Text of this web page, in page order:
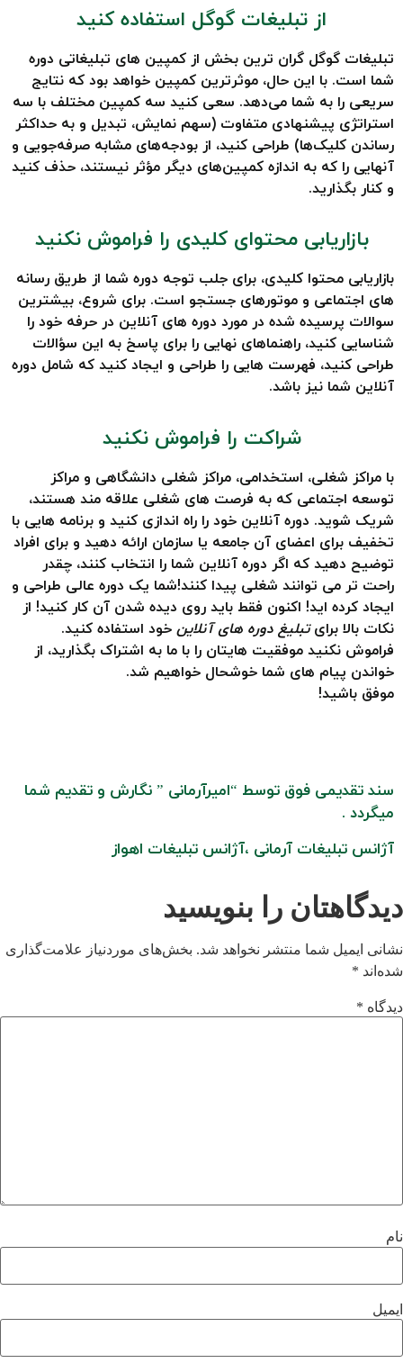
از تبلیغات گوگل استفاده کنید
تبلیغات گوگل گران ترین بخش از کمپین های تبلیغاتی دوره
شما است. با این حال، موثرترین کمپین خواهد بود که نتایج
سریعی را به شما می‌دهد. سعی کنید سه کمپین مختلف با سه
استراتژی پیشنهادی متفاوت (سهم نمایش، تبدیل و به حداکثر
رساندن کلیک‌ها) طراحی کنید، از بودجه‌های مشابه صرفه‌جویی و
آنهایی را که به اندازه کمپین‌های دیگر مؤثر نیستند، حذف کنید
و کنار بگذارید.
بازاریابی محتوای کلیدی را فراموش نکنید
بازاریابی محتوا کلیدی، برای جلب توجه دوره شما از طریق رسانه
های اجتماعی و موتورهای جستجو است. برای شروع، بیشترین
سوالات پرسیده شده در مورد دوره های آنلاین در حرفه خود را
شناسایی کنید، راهنماهای نهایی را برای پاسخ به این سؤالات
طراحی کنید، فهرست هایی را طراحی و ایجاد کنید که شامل دوره
آنلاین شما نیز باشد.
شراکت را فراموش نکنید
با مراکز شغلی، استخدامی، مراکز شغلی دانشگاهی و مراکز
توسعه اجتماعی که به فرصت های شغلی علاقه مند هستند،
شریک شوید. دوره آنلاین خود را راه اندازی کنید و برنامه هایی با
تخفیف برای اعضای آن جامعه یا سازمان ارائه دهید و برای افراد
توضیح دهید که اگر دوره آنلاین شما را انتخاب کنند، چقدر
راحت تر می توانند شغلی پیدا کنند!شما یک دوره عالی طراحی و
ایجاد کرده اید! اکنون فقط باید روی دیده شدن آن کار کنید! از
نکات بالا برایتبلیغ دوره های آنلاین خود استفاده کنید.
فراموش نکنید موفقیت هایتان را با ما به اشتراک بگذارید، از
خواندن پیام های شما خوشحال خواهیم شد.
موفق باشید!
سند تقدیمی فوق توسط “امیرآرمانی ” نگارش و تقدیم شما
میگردد .
آژانس تبلیغات آرمانی ،آژانس تبلیغات اهواز
دیدگاهتان را بنویسید
نشانی ایمیل شما منتشر نخواهد شد. بخش‌های موردنیاز علامت‌گذاری
شده‌اند *
دیدگاه *
نام
ایمیل